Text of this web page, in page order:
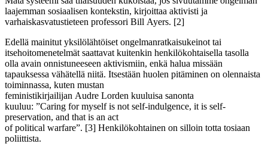
laajemman sosiaalisen kontekstin, kirjoittaa aktivisti ja
varhaiskasvatustieteen professori Bill Ayers. [2]
Edellä mainitut yksilölähtöiset ongelmanratkaisukeinot tai
itsehoitomenetelmät saattavat kuitenkin henkilökohtaisella tasolla
olla avain onnistuneeseen aktivismiin, enkä halua missään
tapauksessa vähätellä niitä. Itsestään huolen pitäminen on olennaista
toiminnassa, kuten mustan
feministikirjailijan Audre Lorden kuuluisa sanonta
kuuluu: ”Caring formyselfis not self-indulgence, it is self-
preservation, and that is an act
ofpolitical warfare”. [3] Henkilökohtainen on silloin totta tosiaan
poliittista.